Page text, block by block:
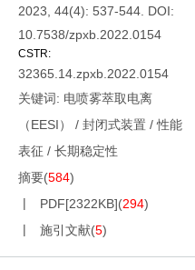
2023, 44(4): 537-544. DOI:
10.7538/zpxb.2022.0154
CSTR:
32365.14.zpxb.2022.0154
关键词: 电喷雾萃取电离
（EESI）
/ 封闭式装置 /性能
表征 / 长期稳定性
摘要(584)
PDF[2322KB](294)
施引文献(5)